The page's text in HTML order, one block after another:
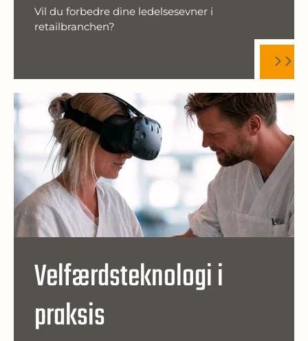
Vil du forbedre dine ledelsesevner i
retailbranchen?
Velfærdsteknologi i
praksis